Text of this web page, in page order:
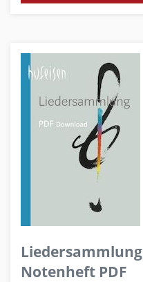
Liedersammlung
Notenheft PDF